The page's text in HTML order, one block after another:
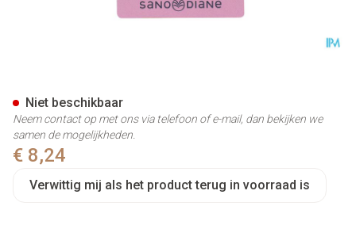
€ 8,24
Verwittig mij als het product terug in voorraad is
Niet beschikbaar
Neem contact op met ons via telefoon of e-mail, dan bekijken we
samen de mogelijkheden.